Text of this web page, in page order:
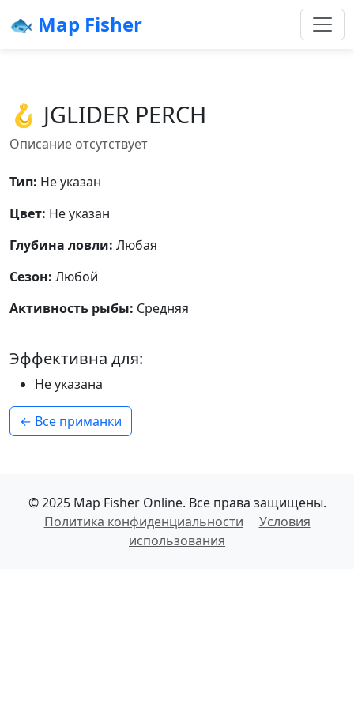
🐟 Map Fisher
🪝 JGLIDER PERCH
Описание отсутствует
Тип: Не указан
Цвет: Не указан
Глубина ловли: Любая
Сезон: Любой
Активность рыбы: Средняя
Эффективна для:
Не указана
← Все приманки
© 2025 Map Fisher Online. Все права защищены.
Политика конфиденциальности
Условия
использования